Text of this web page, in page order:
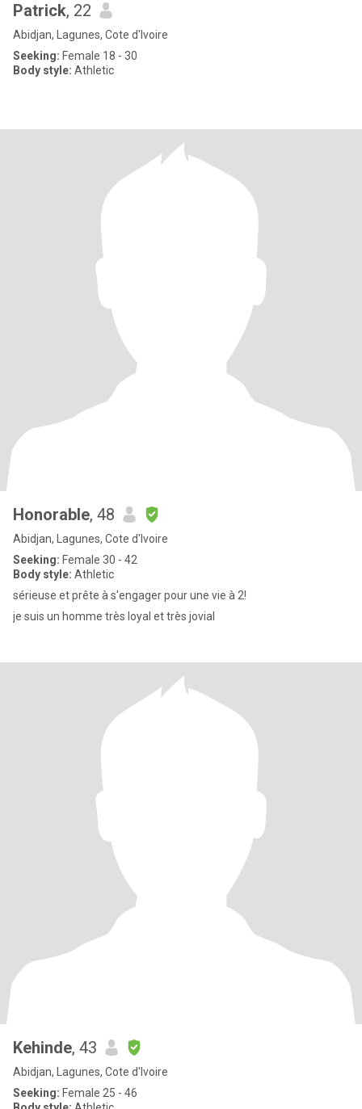
Patrick, 22
Abidjan, Lagunes, Cote d'Ivoire
Seeking: Female 18 - 30
Body style: Athletic
Honorable, 48
Abidjan, Lagunes, Cote d'Ivoire
Seeking: Female 30 - 42
Body style: Athletic
sérieuse et prête à s'engager pour une vie à 2!
je suis un homme très loyal et très jovial
Kehinde, 43
Abidjan, Lagunes, Cote d'Ivoire
Seeking: Female 25 - 46